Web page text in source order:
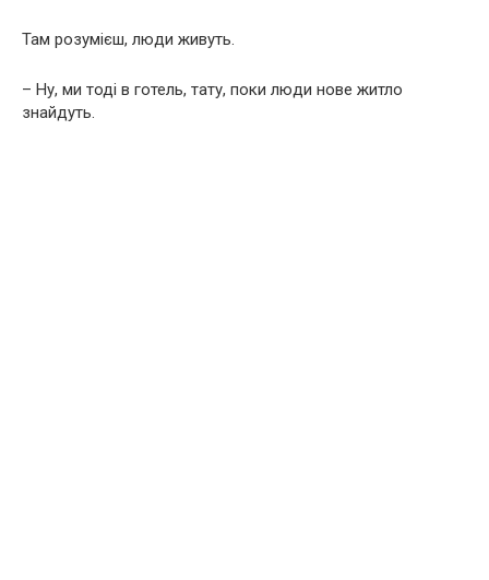
Там розумієш, люди живуть.
– Ну, ми тоді в готель, тату, поки люди нове житло
знайдуть.